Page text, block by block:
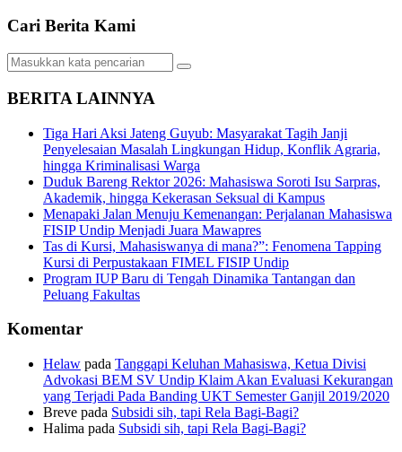
Cari Berita Kami
BERITA LAINNYA
Tiga Hari Aksi Jateng Guyub: Masyarakat Tagih Janji
Penyelesaian Masalah Lingkungan Hidup, Konflik Agraria,
hingga Kriminalisasi Warga
Duduk Bareng Rektor 2026: Mahasiswa Soroti Isu Sarpras,
Akademik, hingga Kekerasan Seksual di Kampus
Menapaki Jalan Menuju Kemenangan: Perjalanan Mahasiswa
FISIP Undip Menjadi Juara Mawapres
Tas di Kursi, Mahasiswanya di mana?”: Fenomena Tapping
Kursi di Perpustakaan FIMEL FISIP Undip
Program IUP Baru di Tengah Dinamika Tantangan dan
Peluang Fakultas
Komentar
Helaw pada Tanggapi Keluhan Mahasiswa, Ketua Divisi
Advokasi BEM SV Undip Klaim Akan Evaluasi Kekurangan
yang Terjadi Pada Banding UKT Semester Ganjil 2019/2020
Breve pada Subsidi sih, tapi Rela Bagi-Bagi?
Halima pada Subsidi sih, tapi Rela Bagi-Bagi?